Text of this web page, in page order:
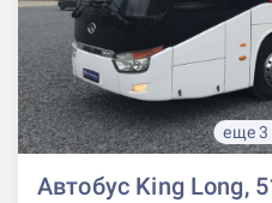
еще
Автобус King Long,